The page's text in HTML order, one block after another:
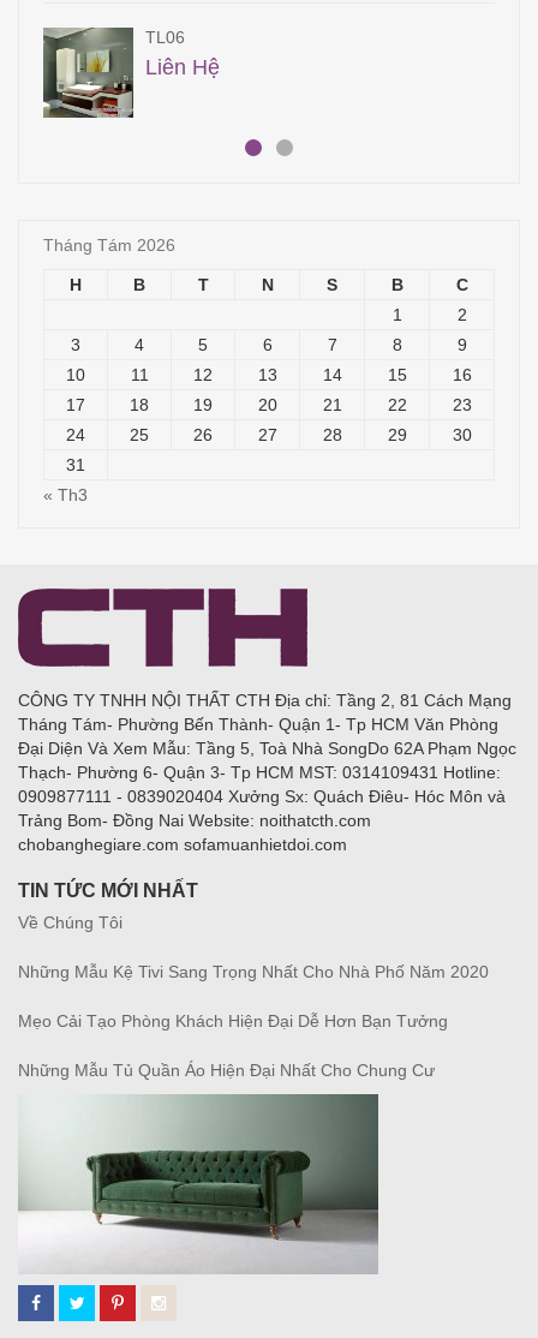
QA25
19,400,000
Tháng Tám 2026
H B T N S B
C
1
2
3
4 5 6 7 8
9
10
11 12 13 14 15
16
17
18 19 20 21 22
23
24
25 26 27 28 29
30
31
« Th3
CÔNG TY TNHH NỘI THẤT CTH Địa chỉ: Tầng 2, 81 Cách Mạng
Tháng Tám- Phường Bến Thành- Quận 1- Tp HCM Văn Phòng
Đại Diện Và Xem Mẫu: Tầng 5, Toà Nhà SongDo 62A Phạm Ngọc
Thạch- Phường 6- Quận 3- Tp HCM MST: 0314109431 Hotline:
0909877111 - 0839020404 Xưởng Sx: Quách Điêu- Hóc Môn và
Trảng Bom- Đồng Nai Website: noithatcth.com
chobanghegiare.com sofamuanhietdoi.com
TIN TỨC MỚI NHẤT
Về Chúng Tôi
Những Mẫu Kệ Tivi Sang Trọng Nhất Cho Nhà Phố Năm 2020
Mẹo Cải Tạo Phòng Khách Hiện Đại Dễ Hơn Bạn Tưởng
Những Mẫu Tủ Quần Áo Hiện Đại Nhất Cho Chung Cư